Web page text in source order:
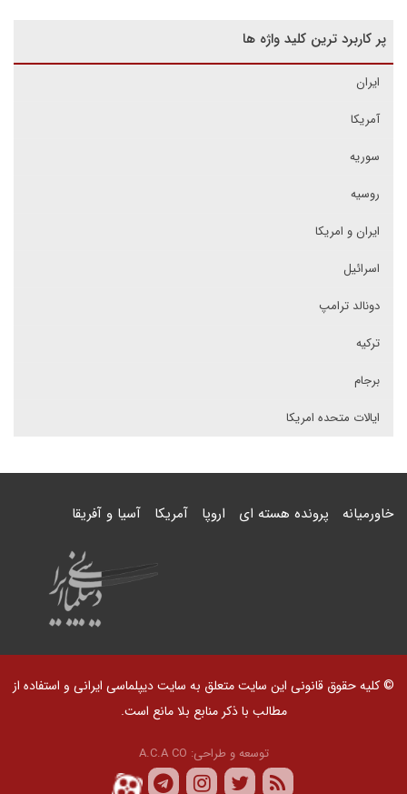
پر کاربرد ترین کلید واژه ها
ایران
آمریکا
سوریه
روسیه
ایران و امریکا
اسرائیل
دونالد ترامپ
ترکیه
برجام
ایالات متحده امریکا
خاورمیانه پرونده هسته ای اروپا آمریکا آسیا و آفریقا
© کلیه حقوق قانونی این سایت متعلق به سایت دیپلماسی ایرانی و استفاده از
مطالب با ذکر منابع بلا مانع است.
توسعه و طراحی: A.C.A CO